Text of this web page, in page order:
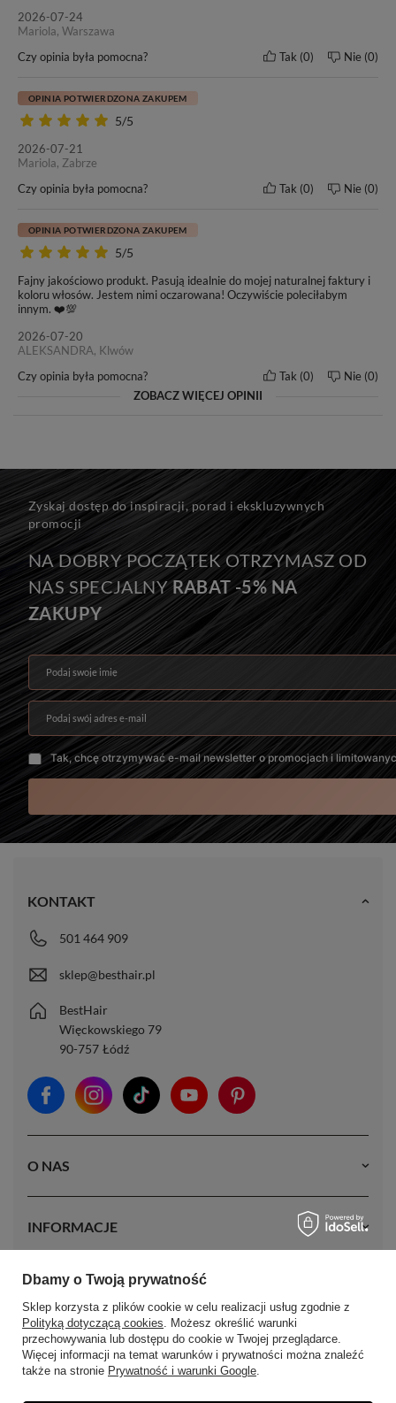
Do każdego zakupu dołączamy ulotkę dotyczącą zasad
2026-07-24
Mariola, Warszawa
Czy opinia była pomocna?
Tak 0 Nie 0
5/5
OPINIA POTWIERDZONA ZAKUPEM
2026-07-21
Mariola, Zabrze
Czy opinia była pomocna?
Tak 0 Nie 0
5/5
OPINIA POTWIERDZONA ZAKUPEM
Fajny jakościowo produkt. Pasują idealnie do mojej naturalnej faktury i
koloru włosów. Jestem nimi oczarowana! Oczywiście poleciłabym
innym. ❤️💯
2026-07-20
ALEKSANDRA, Klwów
Czy opinia była pomocna?
Tak 0 Nie 0
ZOBACZ WIĘCEJ OPINII
Zyskaj dostęp do inspiracji, porad i ekskluzywnych
promocji
NA DOBRY POCZĄTEK OTRZYMASZ OD
NAS SPECJALNYRABAT -5% NA
ZAKUPY
Podaj swoje imię
Podaj swój adres e-mail
Tak, chcę otrzymywać e-mail newsletter o promocjach i
O NAS
INFORMACJE
MOJE KONTO
KONTAKT
501 464 909
sklep@besthair.pl
BestHair
Więckowskiego 79
90-757 Łódź
Dbamy o Twoją prywatność
Sklep korzysta z plików cookie w celu realizacji usług zgodnie z
Polityką dotyczącą cookies. Możesz określić warunki
przechowywania lub dostępu do cookie w Twojej przeglądarce.
Więcej informacji na temat warunków i prywatności można znaleźć
także na stronie Prywatność i warunki Google.